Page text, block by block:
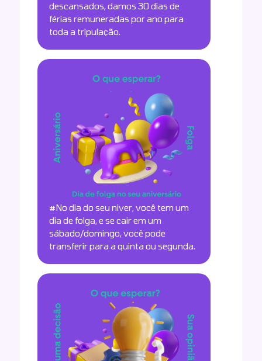
descansados, damos 30 dias de
férias remuneradas por ano para
toda a tripulação.
#No dia do seu niver, você tem um
dia de folga, e se cair em um
sábado/domingo, você pode
transferir para a quinta ou segunda.